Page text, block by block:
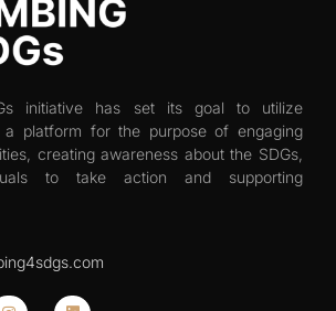
initiative has set its goal to utilize
a platform for the purpose of engaging
creating awareness about the SDGs,
to take action and supporting